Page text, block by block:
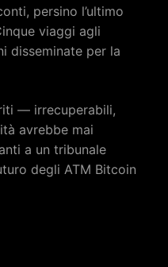
persino l’ultimo
viaggi agli
disseminate per la
— irrecuperabili,
avrebbe mai
a un tribunale
degli ATM Bitcoin